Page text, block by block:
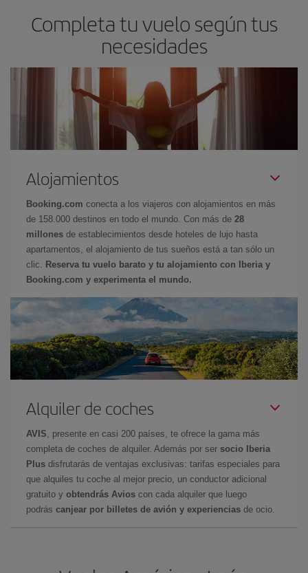
Completa tu vuelo según tus
necesidades
Alojamientos
Booking.com conecta a los viajeros con alojamientos en más
de 158.000 destinos en todo el mundo. Con más de 28
millones de establecimientos desde hoteles de lujo hasta
apartamentos, el alojamiento de tus sueños está a tan sólo un
clic.
Reserva tu vuelo barato y tu alojamiento con Iberia y
Booking.com y experimenta el mundo.
Alquiler de coches
AVIS , presente en casi 200 países, te ofrece la gama más
completa de coches de alquiler. Además por ser socio Iberia
Plus disfrutarás de ventajas exclusivas: tarifas especiales para
que alquiles tu coche al mejor precio, un conductor adicional
gratuito y obtendrás Avios con cada alquiler que luego
podrás canjear por billetes de avión y experiencias de ocio.